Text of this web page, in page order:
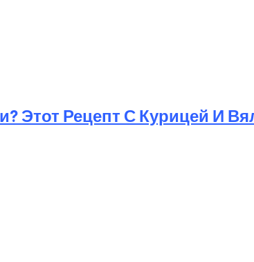
Этот Рецепт С Курицей И